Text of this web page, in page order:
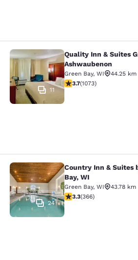
Quality Inn & Suites
11
Quality Inn & Suites
Ashwaubenon
Green Bay, WI
44.25 km
Calificación de 3.66
3.7(1073)
Country Inn & Suites
24
Country Inn & Suites
Bay, WI
Green Bay, WI
43.78 km
Calificación de 3.28
3.3(366)